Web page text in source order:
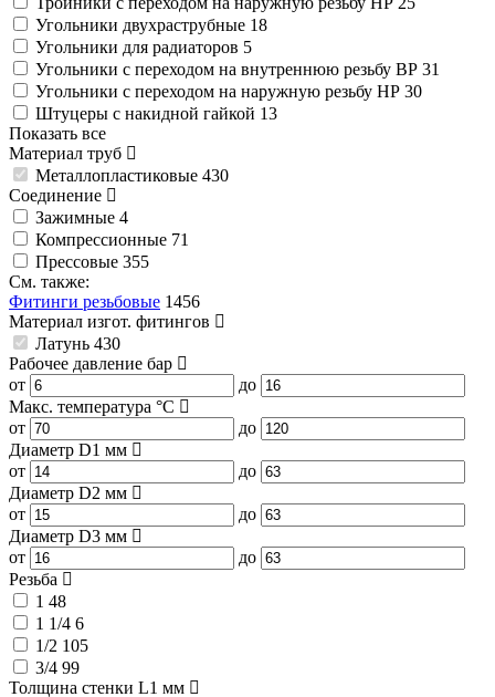
Угольники двухраструбные 18
Угольники для радиаторов 5
Угольники с переходом на внутреннюю резьбу ВР 31
Угольники с переходом на наружную резьбу НР 30
Штуцеры с накидной гайкой 13
Показать все
Материал труб
Металлопластиковые 430
Соединение
Зажимные 4
Компрессионные 71
Прессовые 355
См. также:
Фитинги резьбовые 1456
Материал изгот. фитингов
Латунь 430
Рабочее давление бар
от
до
Макс. температура °C
от
до
Диаметр D1 мм
от
до
Диаметр D2 мм
от
до
Диаметр D3 мм
от
до
Резьба
1 48
1 1/4 6
1/2 105
3/4 99
Толщина стенки L1 мм